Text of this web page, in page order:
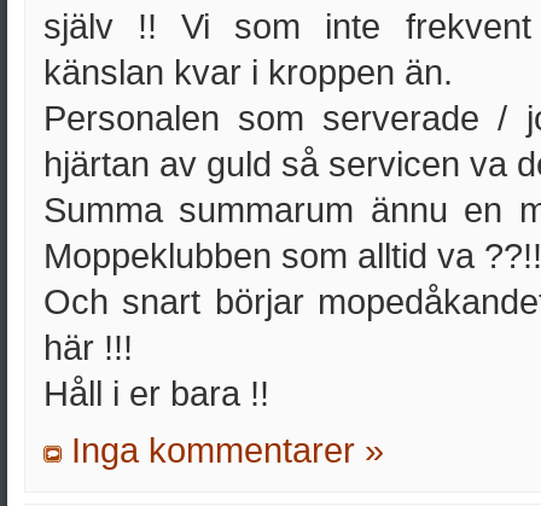
själv !! Vi som inte
känslan kvar i kroppen än.
Personalen som serverade /
hjärtan av guld så servicen va
Summa summarum ännu en
Moppeklubben som alltid va ??!!
Och snart börjar
här !!!
Håll i er bara !!
Inga kommentarer »